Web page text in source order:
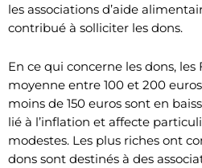
les associations d’aide
contribué à solliciter les dons.
En ce qui concerne les dons,
moyenne entre 100 et 200
moins de 150 euros sont en
lié à l’inflation et affecte
modestes. Les plus riches ont
dons sont destinés à des